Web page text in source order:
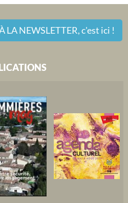
LA NEWSLETTER,c'est ici !